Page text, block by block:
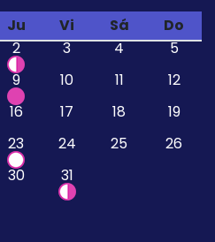
Ju Vi Sá
Do
2 3 4
5
9 10 11
12
16 17 18
19
23 24 25
26
30 31